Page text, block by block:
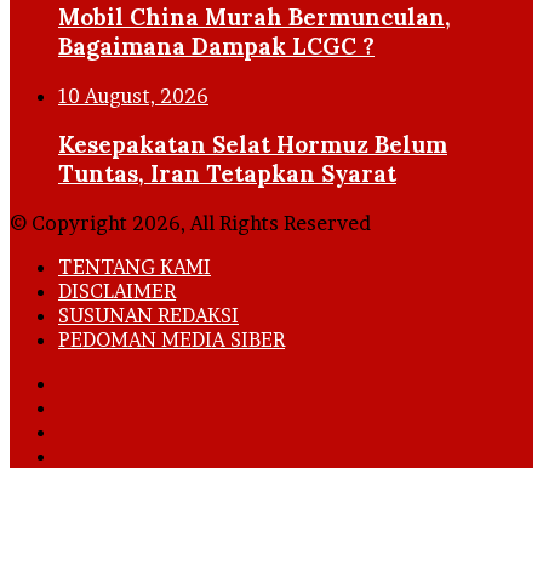
Mobil China Murah Bermunculan,
Bagaimana Dampak LCGC ?
10 August, 2026
Kesepakatan Selat Hormuz Belum
Tuntas, Iran Tetapkan Syarat
© Copyright 2026, All Rights Reserved
TENTANG KAMI
DISCLAIMER
SUSUNAN REDAKSI
PEDOMAN MEDIA SIBER